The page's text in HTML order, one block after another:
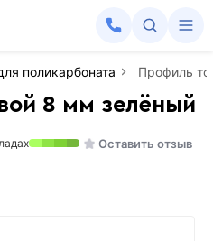
поликарбоната Профиль
8 мм зелёный
Оставить отзыв